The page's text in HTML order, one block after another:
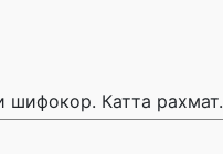
шифокор. Катта рахмат.